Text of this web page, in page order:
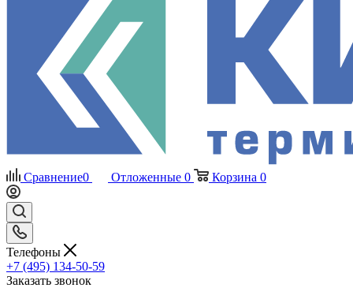
Сравнение0 Отложенные 0 Корзина 0
Телефоны
+7 (495) 134-50-59
Заказать звонок